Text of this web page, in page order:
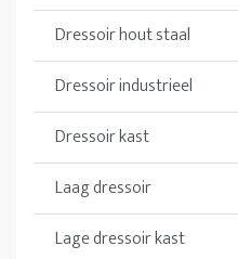
Dressoir hout staal
Dressoir industrieel
Dressoir kast
Laag dressoir
Lage dressoir kast